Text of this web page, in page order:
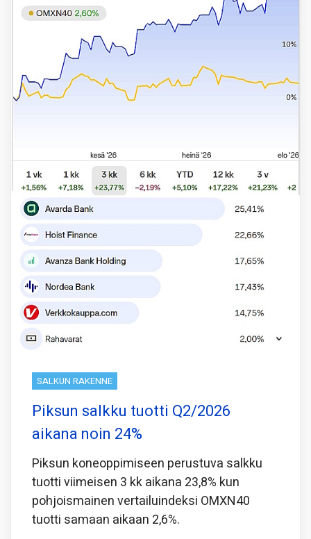
SALKUN RAKENNE
Piksun salkku tuotti Q2/2026
aikana noin 24%
Piksun koneoppimiseen perustuva salkku
tuotti viimeisen 3 kk aikana 23,8% kun
pohjoismainen vertailuindeksi OMXN40
tuotti samaan aikaan 2,6%.